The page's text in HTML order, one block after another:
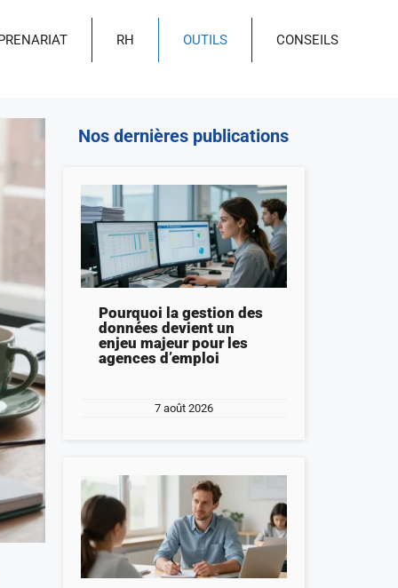
RH OUTILS CONSEILS
Nos dernières publications
Pourquoi la gestion des
données devient un
enjeu majeur pour les
agences d’emploi
7 août 2026